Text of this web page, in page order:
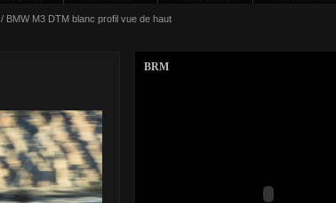
/ BMW M3 DTM blanc profil vue de haut
BRM